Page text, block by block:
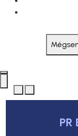
PR